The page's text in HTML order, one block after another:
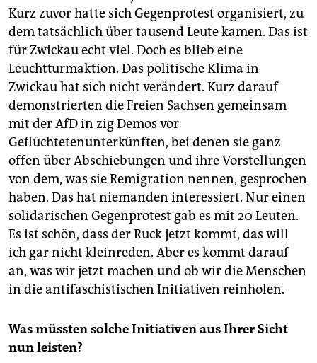
Kurz zuvor hatte sich Gegenprotest organisiert, zu
dem tatsächlich über tausend Leute kamen. Das ist
für Zwickau echt viel. Doch es blieb eine
Leuchtturmaktion. Das politische Klima in
Zwickau hat sich nicht verändert. Kurz darauf
demonstrierten die Freien Sachsen gemeinsam
mit der AfD in zig Demos vor
Geflüchtetenunterkünften, bei denen sie ganz
offen über Abschiebungen und ihre Vorstellungen
von dem, was sie Remigration nennen, gesprochen
haben. Das hat niemanden interessiert. Nur einen
solidarischen Gegenprotest gab es mit 20 Leuten.
Es ist schön, dass der Ruck jetzt kommt, das will
ich gar nicht kleinreden. Aber es kommt darauf
an, was wir jetzt machen und ob wir die Menschen
in die antifaschistischen Initiativen reinholen.
Was müssten solche Initiativen aus Ihrer Sicht
nun leisten?